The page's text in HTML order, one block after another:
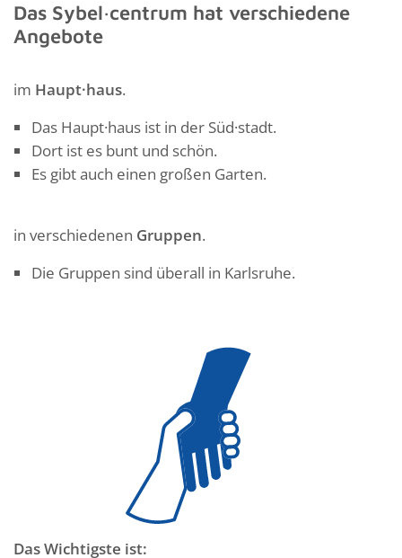
Das Sybel·centrum hat verschiedene
Angebote
im Haupt·haus.
Das Haupt·haus ist in der Süd·stadt.
Dort ist es bunt und schön.
Es gibt auch einen großen Garten.
in verschiedenen Gruppen.
Die Gruppen sind überall in Karlsruhe.
Das Wichtigste ist: